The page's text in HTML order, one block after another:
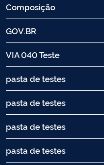
Composição
GOV.BR
VIA 040 Teste
pasta de testes
pasta de testes
pasta de testes
pasta de testes